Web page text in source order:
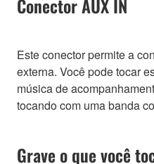
Conector AUX IN
Este conector permite a
externa. Você pode tocar
música de
tocando com uma banda
Grave o que você